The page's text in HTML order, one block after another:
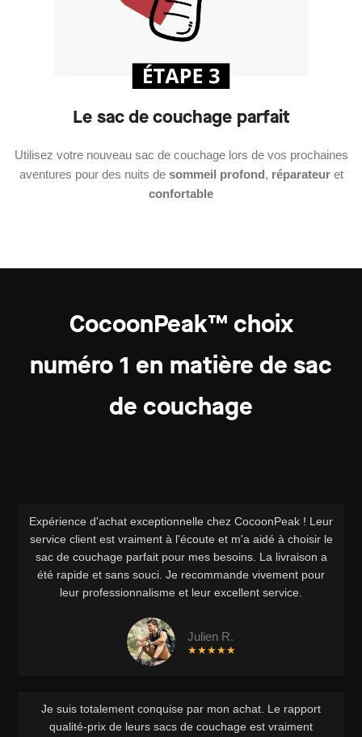
Le sac de couchage parfait
Utilisez votre nouveau sac de couchage lors de vos prochaines
aventures pour des nuits de sommeil profond, réparateuret
confortable
CocoonPeak™ choix
numéro 1 en matière de sac
de couchage
Expérience d'achat exceptionnelle chez CocoonPeak ! Leur
service client est vraiment à l'écoute et m'a aidé à choisir le
sac de couchage parfait pour mes besoins. La livraison a
été rapide et sans souci. Je recommande vivement pour
leur professionnalisme et leur excellent service.
Julien R.
★★★★★
Je suis totalement conquise par mon achat. Le rapport
qualité-prix de leurs sacs de couchage est vraiment